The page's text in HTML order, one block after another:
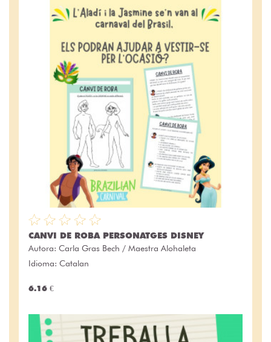
CANVI DE ROBA PERSONATGES DISNEY
Autora: Carla Gras Bech / Maestra Alohaleta
Idioma: Catalan
6.16 €